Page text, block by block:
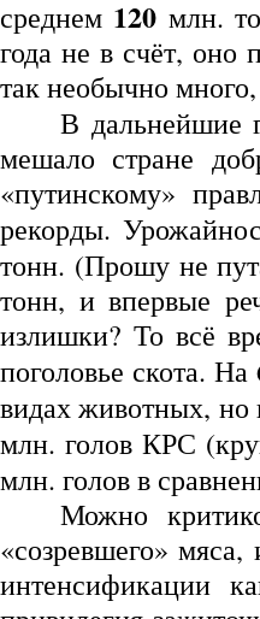
среднем 120 млн.
года не в счёт, оно
так необычно
В дальнейшие
мешало стране
«путинскому»
рекорды.
тонн. (Прошу не
тонн, и впервые
излишки? То всё
поголовье скота. На
видах животных, но
млн. голов КРС
млн. голов в
Можно
«созревшего»
интенсификации